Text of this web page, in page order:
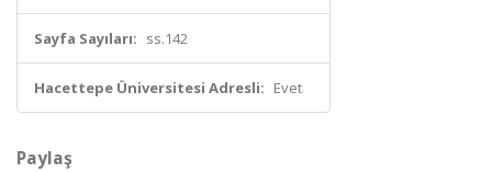
Sayfa Sayıları: ss.142
Hacettepe Üniversitesi Adresli: Evet
Paylaş